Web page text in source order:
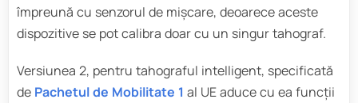
împreună cu senzorul de mișcare, deoarece aceste
dispozitive se pot calibra doar cu un singur tahograf.
Versiunea 2, pentru tahograful intelligent, specificată
de Pachetul de Mobilitate 1 al UE aduce cu ea funcții